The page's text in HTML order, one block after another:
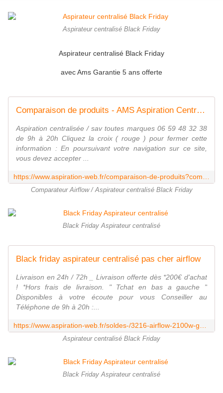
Aspirateur centralisé Black Friday
Aspirateur centralisé Black Friday
avec Ams Garantie 5 ans offerte
Comparaison de produits - AMS Aspiration Centralisée
Aspiration centralisée / sav toutes marques 06 59 48 32 38
de 9h à 20h Cliquez la croix ( rouge ) pour fermer cette
information : En poursuivant votre navigation sur ce site,
vous devez accepter ...
Comparateur Airflow / Aspirateur centralisé Black Friday
Black Friday Aspirateur centralisé
Black friday aspirateur centralisé pas cher airflow
Livraison en 24h / 72h _ Livraison offerte dès *200€ d'achat
! *Hors frais de livraison. " Tchat en bas a gauche "
Disponibles à votre écoute pour vous Conseiller au
Téléphone de 9h à 20h :...
Aspirateur centralisé Black Friday
Black Friday Aspirateur centralisé